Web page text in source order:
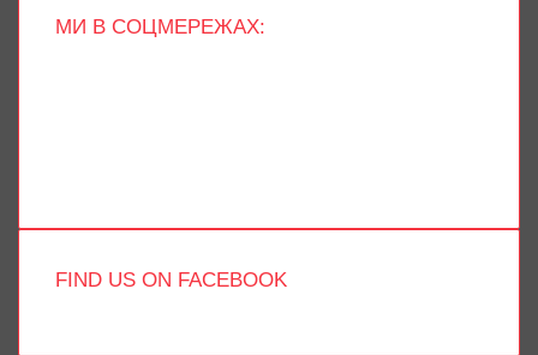
МИ В СОЦМЕРЕЖАХ:
FIND US ON FACEBOOK